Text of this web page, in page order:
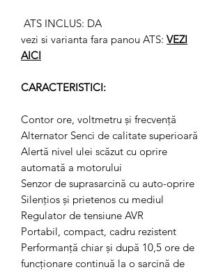
ATS INCLUS: DA
vezi si varianta fara panou ATS: VEZI
AICI
CARACTERISTICI:
Contor ore, voltmetru și frecvență
Alternator Senci de calitate superioară
Alertă nivel ulei scăzut cu oprire
automată a motorului
Senzor de suprasarcină cu auto-oprire
Silențios și prietenos cu mediul
Regulator de tensiune AVR
Portabil, compact, cadru rezistent
Performanță chiar și după 10,5 ore de
funcționare continuă la o sarcină de